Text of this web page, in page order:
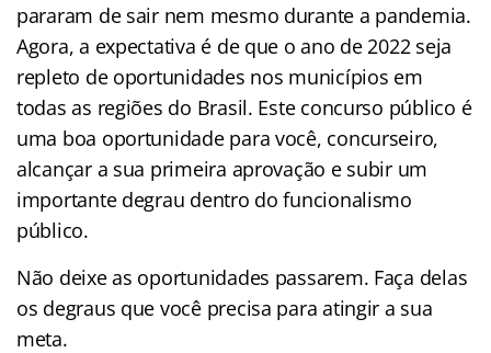
pararam de sair nem mesmo durante a pandemia.
Agora, a expectativa é de que o ano de 2022 seja
repleto de oportunidades nos municípios em
todas as regiões do Brasil. Este concurso público é
uma boa oportunidade para você, concurseiro,
alcançar a sua primeira aprovação e subir um
importante degrau dentro do funcionalismo
público.
Não deixe as oportunidades passarem. Faça delas
os degraus que você precisa para atingir a sua
meta.